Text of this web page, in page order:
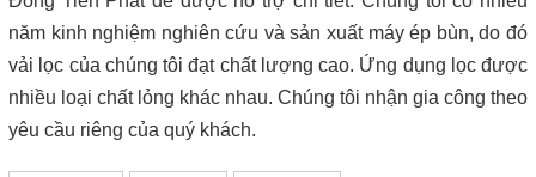
năm kinh nghiệm nghiên cứu và sản xuất máy ép bùn, do đó
vải lọc của chúng tôi đạt chất lượng cao. Ứng dụng lọc được
nhiều loại chất lỏng khác nhau. Chúng tôi nhận gia công theo
yêu cầu riêng của quý khách.